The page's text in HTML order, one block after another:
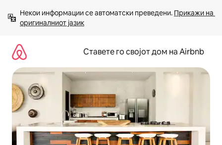
содржина
Некои информации се автоматски преведени. Прикажи на
оригиналниот јазик
Ставете го својот дом на Airbnb